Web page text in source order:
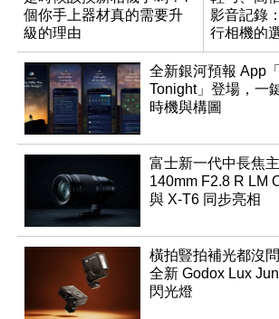
個你手上器材真的需要升
級的理由
影音記錄
行相機的
全新銀河預報 App
Tonight」登場，一
時機與構圖
富士新一代中長焦
140mm F2.8 R LM
與 X-T6 同步亮相
橫拍豎拍補光都沒
全新 Godox Lux
閃光燈